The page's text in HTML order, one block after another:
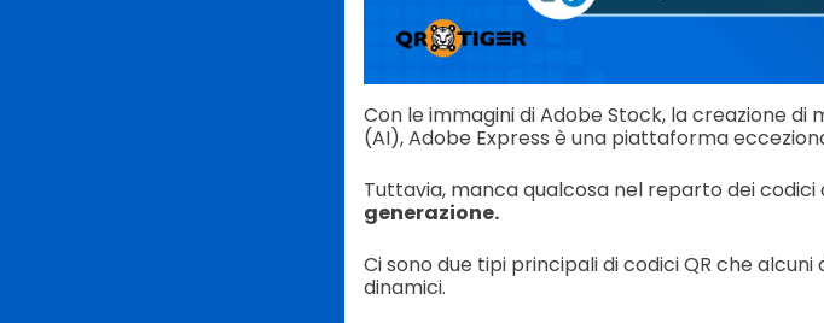
Con le immagini di Adobe Stock, la creazione
(AI), Adobe Express è una piattaforma
Tuttavia, manca qualcosa nel reparto dei codici
generazione.
Ci sono due tipi principali di codici QR che
dinamici.